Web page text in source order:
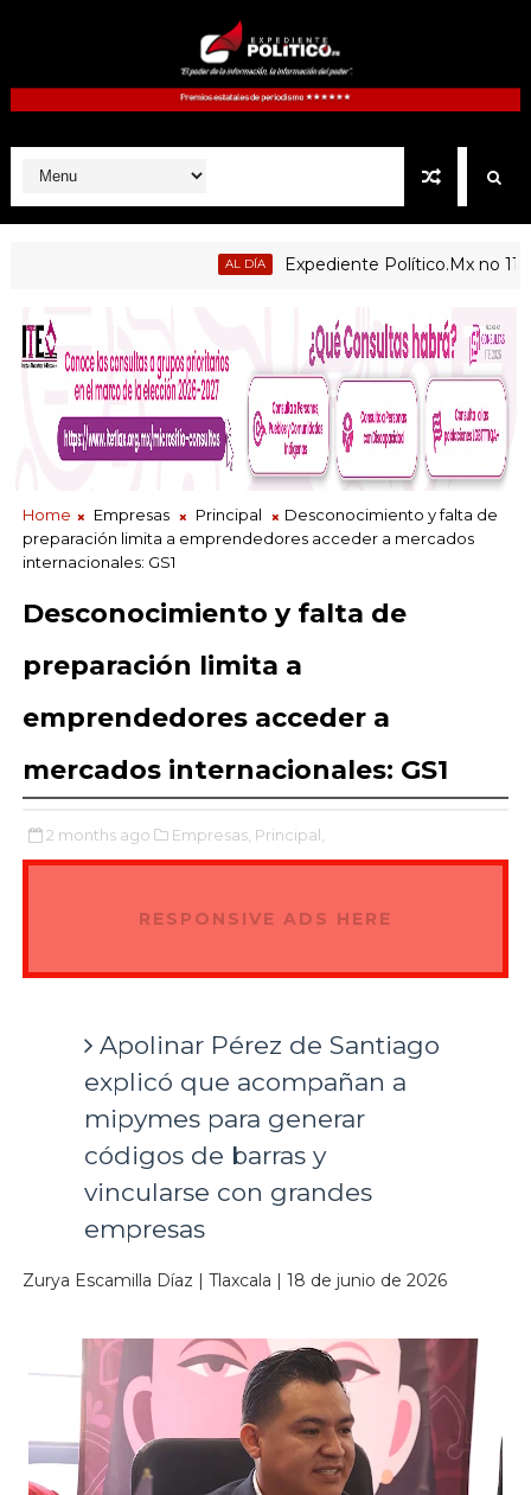
Expediente Político.Mx no 1126
Home Empresas Principal
Desconocimiento y falta de
preparación limita a emprendedores acceder a mercados
internacionales: GS1
Desconocimiento y falta de
preparación limita a
emprendedores acceder a
mercados internacionales: GS1
2 months ago Empresas, Principal,
RESPONSIVE ADS HERE
Apolinar Pérez de Santiago
explicó que acompañan a
mipymes para generar
códigos de barras y
vincularse con grandes
empresas
Zurya Escamilla Díaz | Tlaxcala | 18 de junio de 2026